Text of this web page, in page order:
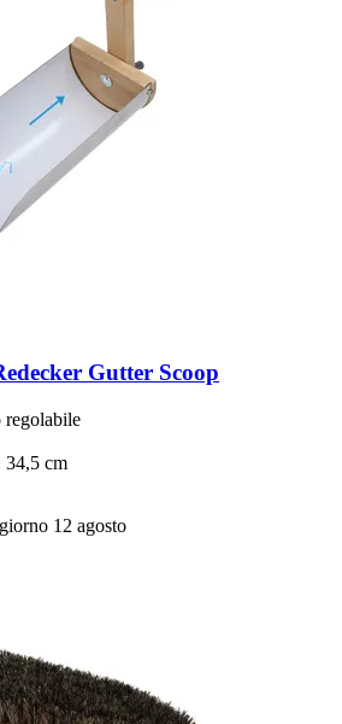
Gutter Scoop
regolabile
34,5 cm
12 agosto